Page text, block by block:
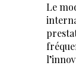
Le